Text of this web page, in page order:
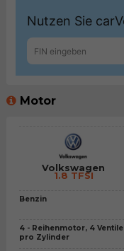
Motor
Volkswagen
1.8 TFSI
Benzin
4 - Reihenmotor, 4 Ventile
pro Zylinder